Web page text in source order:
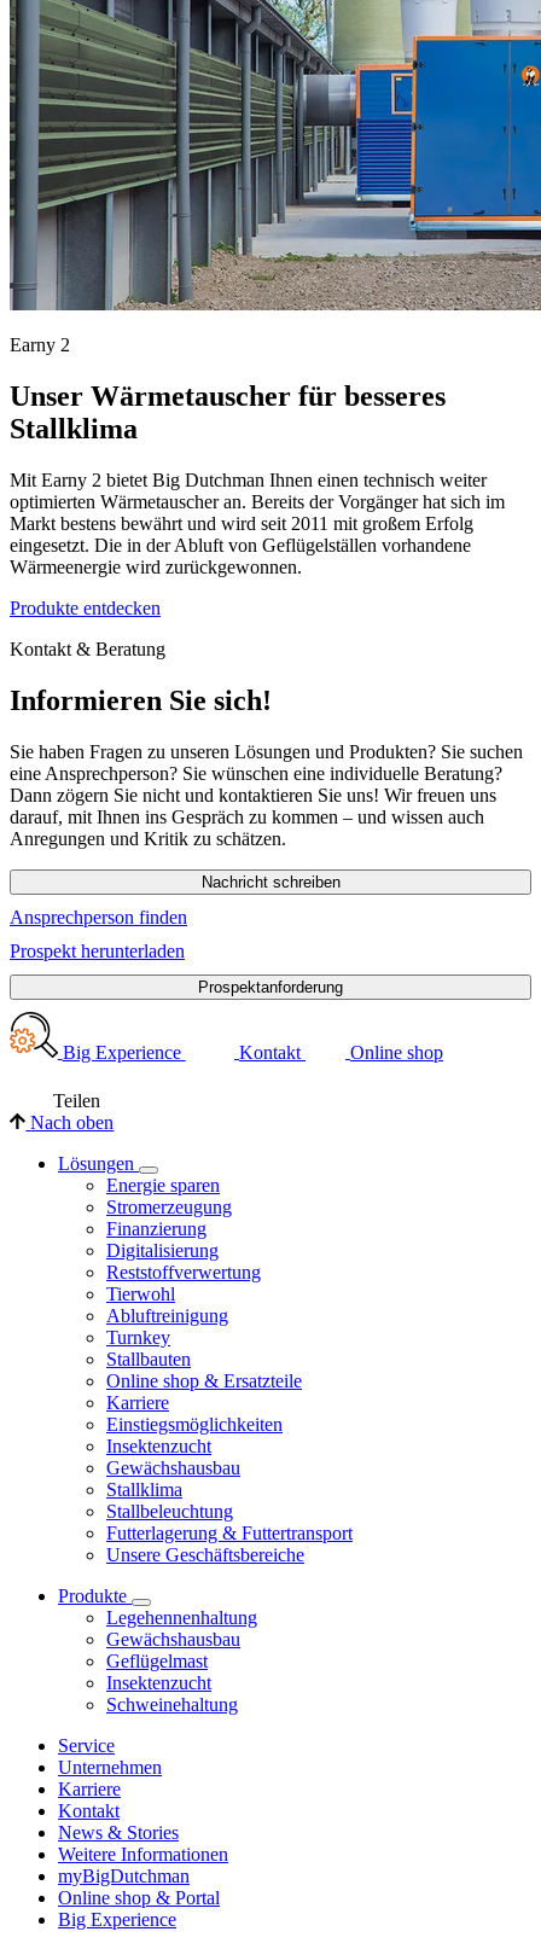
Earny 2
Unser Wärmetauscher für besseres
Stallklima
Mit Earny 2 bietet Big Dutchman Ihnen einen technisch weiter
optimierten Wärmetauscher an. Bereits der Vorgänger hat sich im
Markt bestens bewährt und wird seit 2011 mit großem Erfolg
eingesetzt. Die in der Abluft von Geflügelställen vorhandene
Wärmeenergie wird zurückgewonnen.
Produkte entdecken
Kontakt & Beratung
Informieren Sie sich!
Sie haben Fragen zu unseren Lösungen und Produkten? Sie suchen
eine Ansprechperson? Sie wünschen eine individuelle Beratung?
Dann zögern Sie nicht und kontaktieren Sie uns! Wir freuen uns
darauf, mit Ihnen ins Gespräch zu kommen – und wissen auch
Anregungen und Kritik zu schätzen.
Nachricht schreiben
Ansprechperson finden
Prospekt herunterladen
Prospektanforderung
Big Experience Kontakt Online shop
Teilen
Nach oben
Lösungen
Energie sparen
Stromerzeugung
Finanzierung
Digitalisierung
Reststoffverwertung
Tierwohl
Abluftreinigung
Turnkey
Stallbauten
Online shop & Ersatzteile
Karriere
Einstiegsmöglichkeiten
Insektenzucht
Gewächshausbau
Stallklima
Stallbeleuchtung
Futterlagerung & Futtertransport
Unsere Geschäftsbereiche
Produkte
Legehennenhaltung
Gewächshausbau
Geflügelmast
Insektenzucht
Schweinehaltung
Service
Unternehmen
Karriere
Kontakt
News & Stories
Weitere Informationen
myBigDutchman
Online shop & Portal
Big Experience